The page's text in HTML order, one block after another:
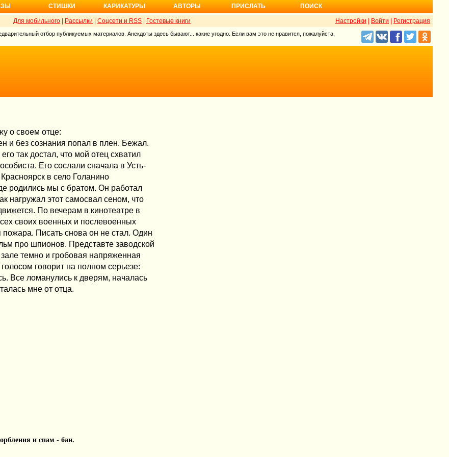
СТИШКИ КАРИКАТУРЫ АВТОРЫ ПРИСЛАТЬ ПОИСК
Настройки Войти Регистрация
Для мобильного Рассылки Соцсети и RSS Гостевые книги
отбор публикуемых материалов. Анекдоты здесь бывают... какие угодно. Если вам это не нравится, пожалуйста,
о своем отце:
и без сознания попал в плен. Бежал.
так достал, что мой отец схватил
Его сослали сначала в Усть-
в село Голанино
родились мы с братом. Он работал
нагружал этот самосвал сеном, что
По вечерам в кинотеатре в
своих военных и послевоенных
пожара. Писать снова он не стал. Один
про шпионов. Представте заводской
темно и гробовая напряженная
говорит на полном серьезе:
Все ломанулись к дверям, началась
мне от отца.
и спам - бан.